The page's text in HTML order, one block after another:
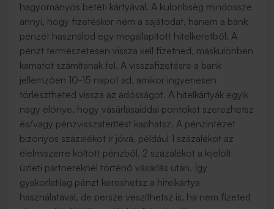
hagyományos betéti kártyával. A különbség mindössze
annyi, hogy fizetéskor nem a sajátodat, hanem a bank
pénzét használod egy megállapított hitelkeretből. A
pénzt természetesen vissza kell fizetned, máskülönben
kamatot számítanak fel. A visszafizetésre a bank
jellemzően 10-15 napot ad, amikor ingyenesen
törlesztheted vissza az adósságot. A hitelkártyák egyik
nagy előnye, hogy vásárlásaiddal pontokat szerezhetsz
és/vagy pénzvisszatérítést kaphatsz. A pénzintézet
bizonyos százalékot ír jóvá, például 1 százalékot az
élelmiszerre költött pénzből, 2 százalékot a kijelölt
üzleti partnereknél történő vásárlás után. Így
gyakorlatilag pénzt kereshetsz a hitelkártya
használatával, de persze veszíthetsz is, ha nem fizeted